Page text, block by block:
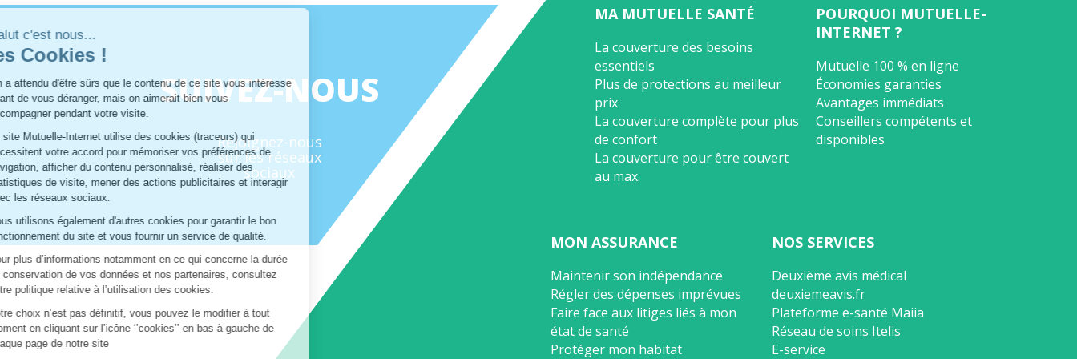
les Cookies !
de ce site vous intéresse avant de
vous déranger, mais on aimerait bien vous accompagner pendant
votre visite.
Le site Mutuelle-Internet utilise des cookies (traceurs) qui
nécessitent votre accord pour mémoriser vos préférences de
navigation, afficher du contenu personnalisé, réaliser des
statistiques de visite, mener des actions publicitaires et interagir
avec les réseaux sociaux.
Nous utilisons également d'autres cookies pour garantir le bon
fonctionnement du site et vous fournir un service de qualité.
Pour plus d’informations notamment en ce qui concerne la durée
de conservation de vos données et nos partenaires, consultez
notre politique relative à l’utilisation des cookies.
Votre choix n’est pas définitif, vous pouvez le modifier à tout
moment en cliquant sur l’icône ‘’cookies’’ en bas à gauche de
chaque page de notre site
SUIVEZ-NOUS
Rejoignez-nous
sur les réseaux
sociaux
SEO
End-
User
MA MUTUELLE SANTÉ
La couverture des besoins
essentiels
Plus de protections au meilleur
prix
La couverture complète pour plus
de confort
La couverture pour être couvert
au max.
POURQUOI MUTUELLE-
INTERNET ?
Mutuelle 100 % en ligne
Économies garanties
Avantages immédiats
Conseillers compétents et
disponibles
MON ASSURANCE
Maintenir son indépendance
Régler des dépenses imprévues
Faire face aux litiges liés à mon
état de santé
Protéger mon habitat
NOS SERVICES
Deuxième avis médical
deuxiemeavis.fr
Plateforme e-santé Maiia
Réseau de soins Itelis
E-service